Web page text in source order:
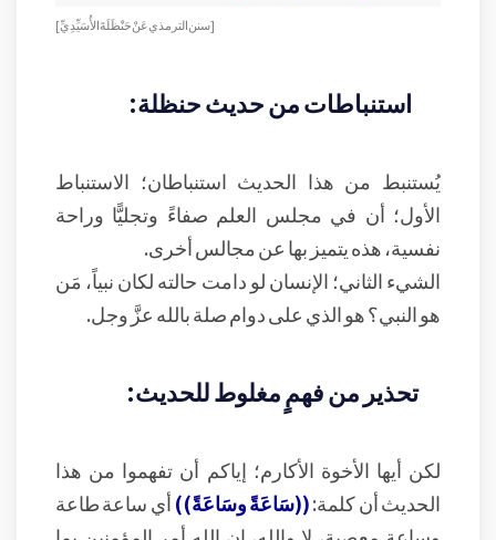
[ سنن الترمذي عَنْ حَنْظَلَةَ الأُسَيِّدِيِّ ]
استنباطات من حديث حنظلة:
يُستنبط من هذا الحديث استنباطان؛ الاستنباط
الأول؛ أن في مجلس العلم صفاءً وتجليًّا وراحة
نفسية، هذه يتميز بها عن مجالس أخرى.
الشيء الثاني؛ الإنسان لو دامت حالته لكان نبياً، مَن
هو النبي؟ هو الذي على دوام صلة بالله عزَّ وجل.
تحذير من فهمٍ مغلوط للحديث:
لكن أيها الأخوة الأكارم؛ إياكم أن تفهموا من هذا
الحديث أن كلمة:((سَاعَةً وسَاعَةً))أي ساعة طاعة